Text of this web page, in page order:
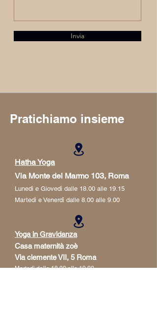
Invia
Pratichiamo insieme
Hatha Yoga
Via Monte del Marmo 103, Roma
Lunedì e Giovedì dalle 18.00 alle 19.15
Martedì e Venerdì dalle 8.00 alle 9.00
Yoga in Gravidanza
Casa maternità zoè
Via clemente VII, 5 Roma
Martedì dalle 18.00 alle 19.00